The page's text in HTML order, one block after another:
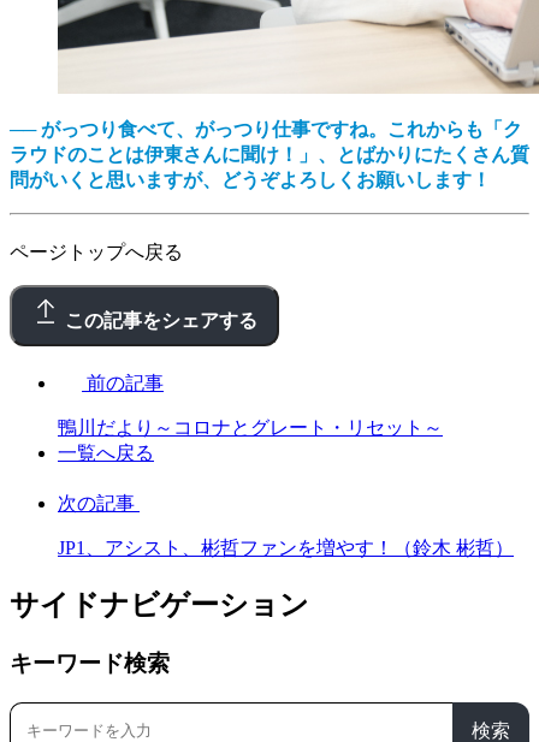
── がっつり食べて、がっつり仕事ですね。これからも「ク
ラウドのことは伊東さんに聞け！」、とばかりにたくさん質
問がいくと思いますが、どうぞよろしくお願いします！
ページトップへ戻る
この記事をシェアする
前の記事
鴨川だより～コロナとグレート・リセット～
一覧へ戻る
次の記事
JP1、アシスト、彬哲ファンを増やす！（鈴木 彬哲）
サイドナビゲーション
キーワード検索
検索